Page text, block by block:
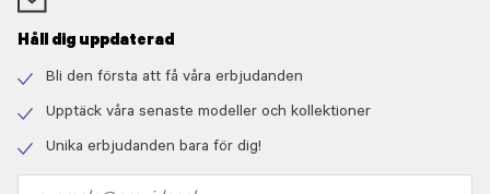
Håll dig uppdaterad
icon
Bli den första att få våra erbjudanden
icon
Upptäck våra senaste modeller och kollektioner
Unika erbjudanden bara för dig!